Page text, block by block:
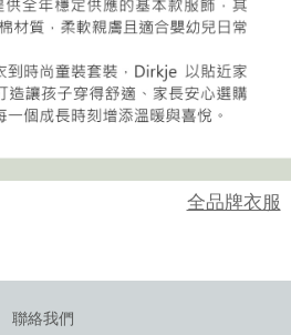
全品牌衣服
聯絡我們